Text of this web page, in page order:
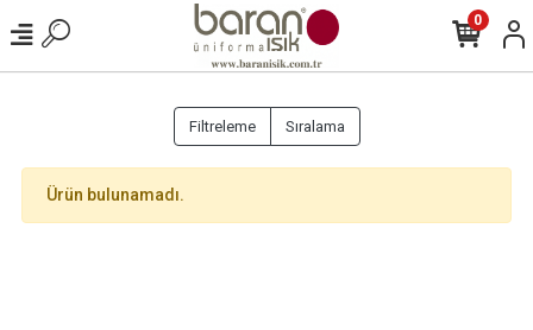
0
Filtreleme Sıralama
Ürün bulunamadı.